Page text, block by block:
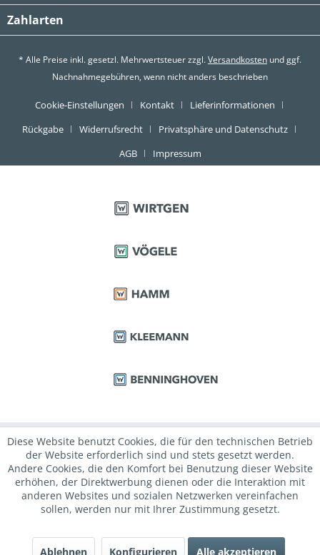
Zahlarten
* Alle Preise inkl. gesetzl. Mehrwertsteuer zzgl.Versandkosten und ggf.
Nachnahmegebühren, wenn nicht anders beschrieben
Cookie-Einstellungen Kontakt
Lieferinformationen
Rückgabe
Widerrufsrecht
Privatsphäre und Datenschutz
AGB
Impressum
Diese Website benutzt Cookies, die für den technischen Betrieb
der Website erforderlich sind und stets gesetzt werden.
Andere Cookies, die den Komfort bei Benutzung dieser Website
erhöhen, der Direktwerbung dienen oder die Interaktion mit
anderen Websites und sozialen Netzwerken vereinfachen
sollen, werden nur mit Ihrer Zustimmung gesetzt.
Ablehnen Konfigurieren Alle akzeptieren